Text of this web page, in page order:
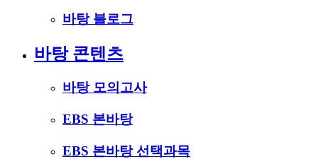
바탕 블로그
바탕 콘텐츠
바탕 모의고사
EBS 본바탕
EBS 본바탕 선택과목